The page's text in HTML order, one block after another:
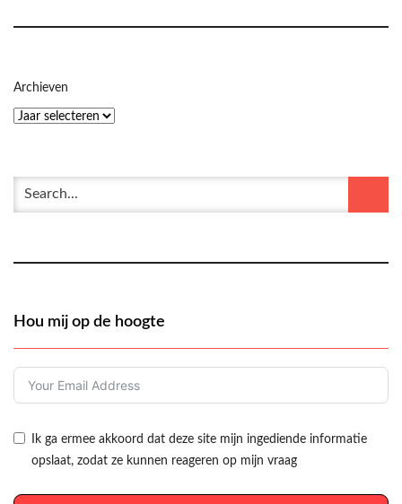
Archieven
Hou mij op de hoogte
Ik ga ermee akkoord dat deze site mijn ingediende informatie
opslaat, zodat ze kunnen reageren op mijn vraag